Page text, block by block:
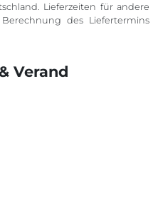
Lieferzeiten für andere
des Liefertermins
Verand